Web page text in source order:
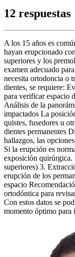
12 respuestas
A los 15 años es
hayan erupcionado
superiores y los
examen adecuado
necesita ortodoncia o
dientes, se requiere:
para verificar espacio
Análisis de la
impactados La
quistes, fusedores u
dientes permanentes
hallazgos, las
Si la erupción es
exposición quirúrgica.
superiores) 3.
erupción de los
espacio
ortodóntica para
Con estos datos se
momento óptimo para